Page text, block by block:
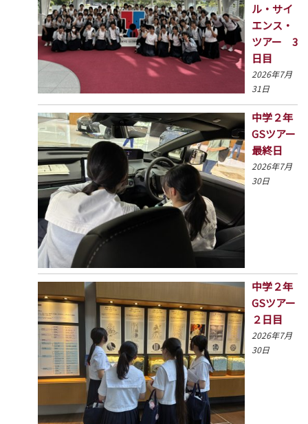
ル・サイ
エンス・
ツアー 3
日目
2026年7月
31日
中学２年
GSツアー
最終日
2026年7月
30日
中学２年
GSツアー
２日目
2026年7月
30日